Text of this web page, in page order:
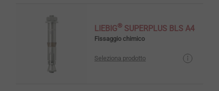
LIEBIG® SUPERPLUS BLS A4
Fissaggio chimico
Seleziona prodotto